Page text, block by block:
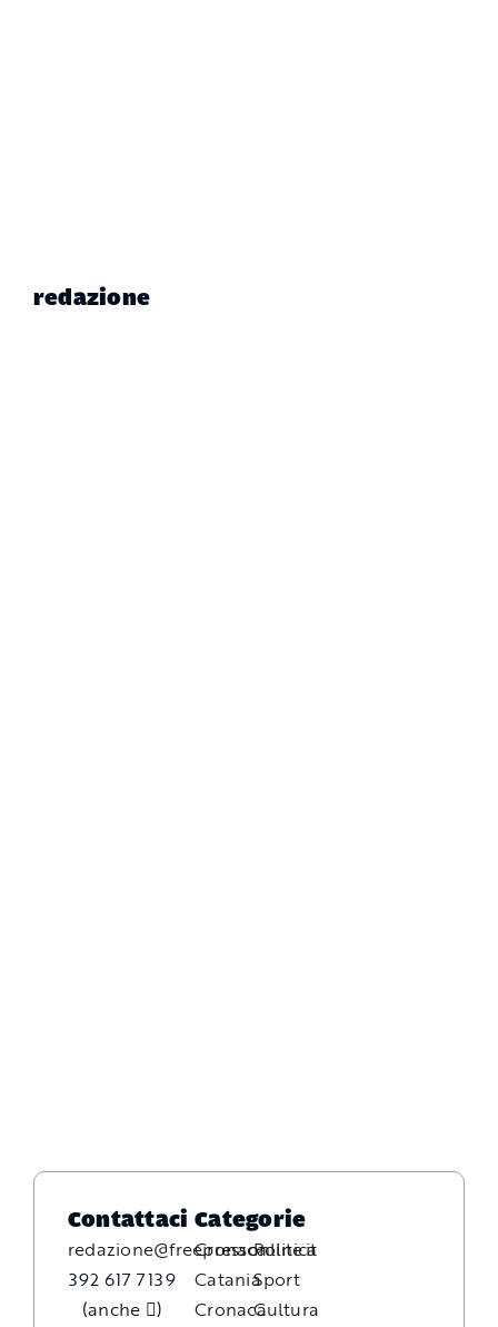
redazione
Contattaci
redazione@freepressonline.it
392 617 7139
(anche
)
Categorie
Cronaca
Catania
Cronaca
Politica
Sport
Cultura